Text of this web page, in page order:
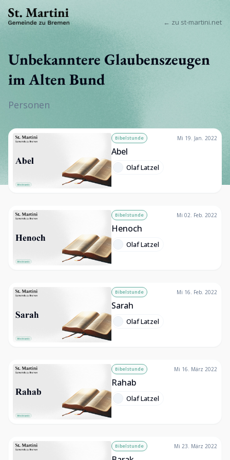
← zu st-martini.net
Unbekanntere Glaubenszeugen
im Alten Bund
Personen
Bibelstunde Mi 19. Jan. 2022
Abel
Olaf Latzel
Bibelstunde Mi 02. Feb. 2022
Henoch
Olaf Latzel
Bibelstunde Mi 16. Feb. 2022
Sarah
Olaf Latzel
Bibelstunde Mi 16. März 2022
Rahab
Olaf Latzel
Bibelstunde Mi 23. März 2022